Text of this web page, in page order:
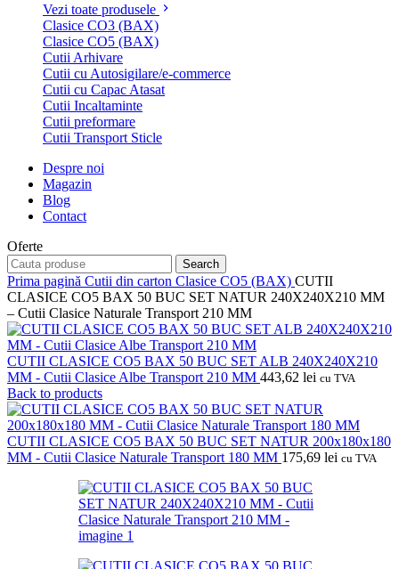
Vezi toate produsele
Clasice CO3 (BAX)
Clasice CO5 (BAX)
Cutii Arhivare
Cutii cu Autosigilare/e-commerce
Cutii cu Capac Atasat
Cutii Incaltaminte
Cutii preformare
Cutii Transport Sticle
Despre noi
Magazin
Blog
Contact
Oferte
Search
Prima pagină Cutii din carton Clasice CO5 (BAX) CUTII
CLASICE CO5 BAX 50 BUC SET NATUR 240X240X210 MM
– Cutii Clasice Naturale Transport 210 MM
CUTII CLASICE CO5 BAX 50 BUC SET ALB 240X240X210
MM - Cutii Clasice Albe Transport 210 MM 443,62 lei cu TVA
Back to products
CUTII CLASICE CO5 BAX 50 BUC SET NATUR 200x180x180
MM - Cutii Clasice Naturale Transport 180 MM 175,69 lei cu TVA